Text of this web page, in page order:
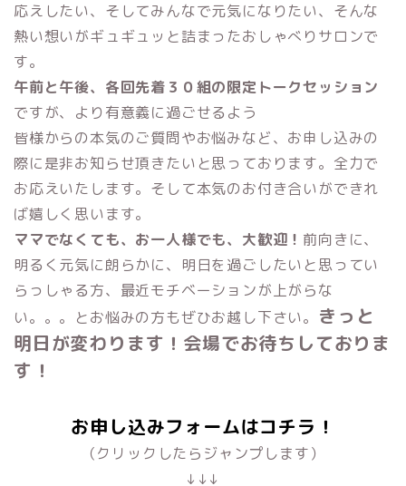
応えしたい、そしてみんなで元気になりたい、そんな
熱い想いがギュギュッと詰まったおしゃべりサロンで
す。
午前と午後、各回先着３０組の限定トークセッション
ですが、より有意義に過ごせるよう
皆様からの本気のご質問やお悩みなど、お申し込みの
際に是非お知らせ頂きたいと思っております。全力で
お応えいたします。そして本気のお付き合いができれ
ば嬉しく思います。
ママでなくても、お一人様でも、大歓迎！ 前向きに、
明るく元気に朗らかに、明日を過ごしたいと思ってい
らっしゃる方、最近モチベーションが上がらな
い。。。とお悩みの方もぜひお越し下さい。 きっと
明日が変わります！会場でお待ちしておりま
す！
お申し込みフォームはコチラ！
（クリックしたらジャンプします）
↓↓↓